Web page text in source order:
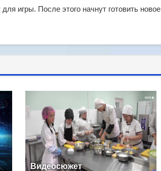
игры. После этого начнут готовить новое
Видеосюжет